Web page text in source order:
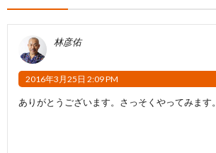
林彦佑
2016年3月25日 2:09 PM
ありがとうございます。さっそくやってみます。